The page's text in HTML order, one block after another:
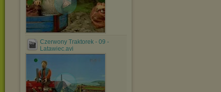
Czerwony Traktorek - 09 -
Latawiec.avi